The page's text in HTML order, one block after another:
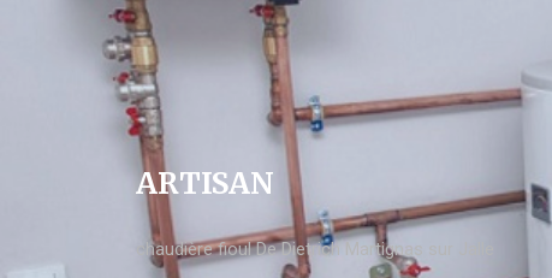
ARTISAN
chaudière fioul De Dietrich Martignas sur Jalle